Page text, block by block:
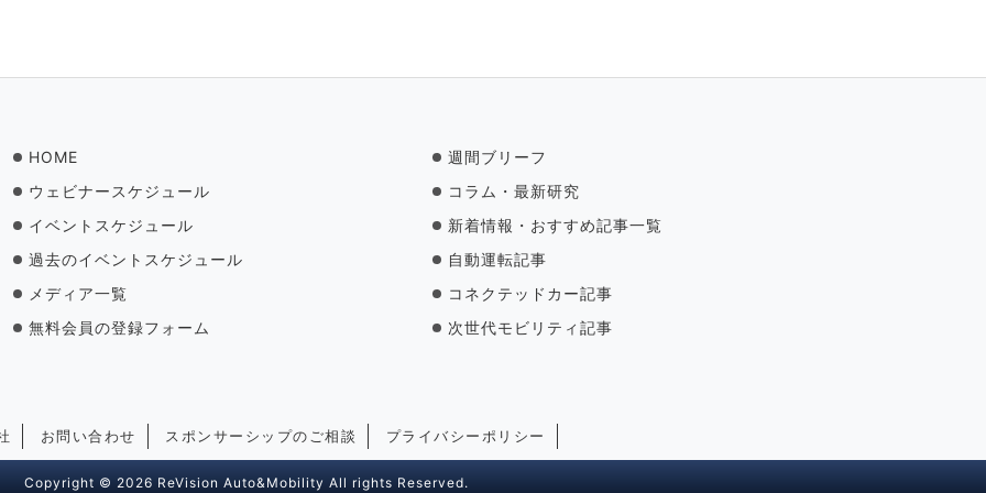
HOME
ウェビナースケジュール
イベントスケジュール
過去のイベントスケジュール
メディア一覧
無料会員の登録フォーム
週間ブリーフ
コラム・最新研究
新着情報・おすすめ記事一覧
自動運転記事
コネクテッドカー記事
次世代モビリティ記事
お問い合わせ スポンサーシップのご相談 プライバシーポリシー
Copyright © 2026 ReVision Auto&Mobility All rights Reserved.